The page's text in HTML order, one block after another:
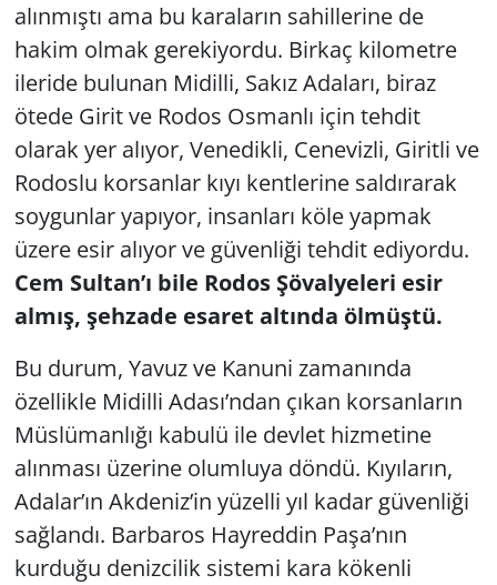
alınmıştı ama bu karaların sahillerine de
hakim olmak gerekiyordu. Birkaç kilometre
ileride bulunan Midilli, Sakız Adaları, biraz
ötede Girit ve Rodos Osmanlı için tehdit
olarak yer alıyor, Venedikli, Cenevizli, Giritli ve
Rodoslu korsanlar kıyı kentlerine saldırarak
soygunlar yapıyor, insanları köle yapmak
üzere esir alıyor ve güvenliği tehdit ediyordu.
Cem Sultan’ı bile Rodos Şövalyeleri esir
almış, şehzade esaret altında ölmüştü.
Bu durum, Yavuz ve Kanuni zamanında
özellikle Midilli Adası’ndan çıkan korsanların
Müslümanlığı kabulü ile devlet hizmetine
alınması üzerine olumluya döndü. Kıyıların,
Adalar’ın Akdeniz’in yüzelli yıl kadar güvenliği
sağlandı. Barbaros Hayreddin Paşa’nın
kurduğu denizcilik sistemi kara kökenli